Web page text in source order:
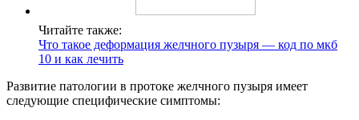
Читайте также:
Что такое деформация желчного пузыря — код по мкб
10 и как лечить
Развитие патологии в протоке желчного пузыря имеет
следующие специфические симптомы: